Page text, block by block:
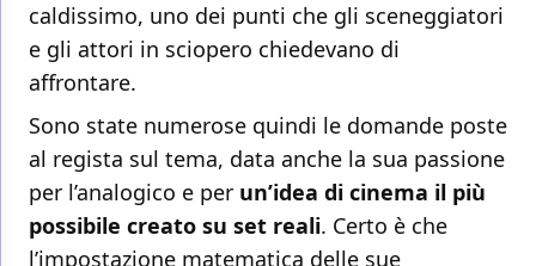
caldissimo, uno dei punti che gli sceneggiatori
e gli attori in sciopero chiedevano di
affrontare.
Sono state numerose quindi le domande poste
al regista sul tema, data anche la sua passione
per l’analogico e per un’idea di cinema il più
possibile creato su set reali. Certo è che
l’impostazione matematica delle sue